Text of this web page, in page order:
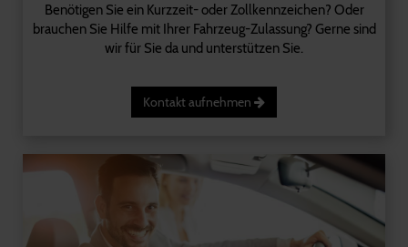
Benötigen Sie ein Kurzzeit- oder Zollkennzeichen? Oder
brauchen Sie Hilfe mit Ihrer Fahrzeug-Zulassung? Gerne sind
wir für Sie da und unterstützen Sie.
Kontakt aufnehmen